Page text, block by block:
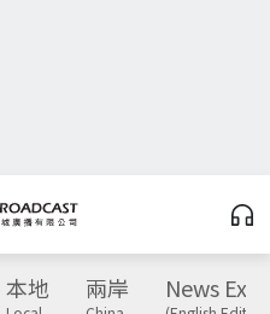
本地 兩岸 News